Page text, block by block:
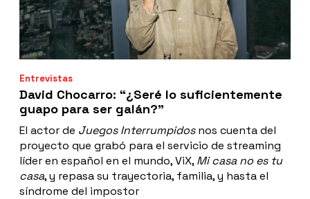
Entrevistas
David Chocarro: “¿Seré lo suficientemente
guapo para ser galán?”
El actor de Juegos Interrumpidosnos cuenta del
proyecto que grabó para el servicio de streaming
líder en español en el mundo, ViX, Mi casa no es tu
casa, y repasa su trayectoria, familia, y hasta el
síndrome del impostor